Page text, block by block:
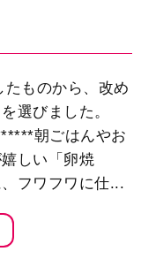
ものから、改め
選びました。
朝ごはんやお
しい「卵焼
フワフワに仕...